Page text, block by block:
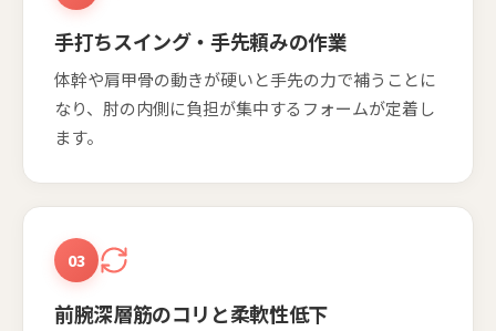
手打ちスイング・手先頼みの作業
体幹や肩甲骨の動きが硬いと手先の力で補うことに
なり、肘の内側に負担が集中するフォームが定着し
ます。
03
前腕深層筋のコリと柔軟性低下